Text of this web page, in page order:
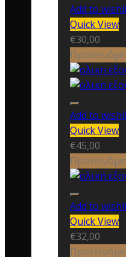
Add to
Quick View
€30,00
Add to
Quick View
€45,00
Add to
Quick View
€32,00